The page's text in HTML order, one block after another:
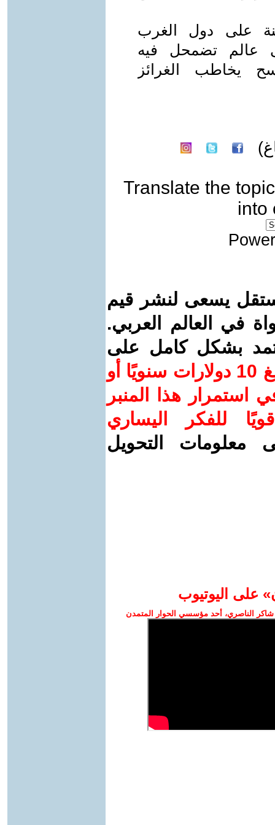
على دول الغرب
عالم تضمحل فيه
يخاطب الغرائز
Translate the topic
into
يسعى لنشر قيم
في العالم العربي.
بشكل كامل على
ساهم/ي معنا! بدعمكم بمبلغ 10 دولارات سنويًا أو
استمرار هذا المنبر
للفكر اليساري
معلومات التحويل
على اليوتيوب
الناصري، أحد مؤسسي الحوار المتمدن